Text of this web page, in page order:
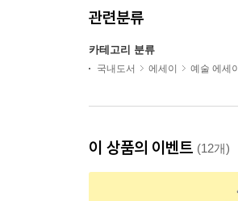
관련분류
카테고리 분류
국내도서 에세이 예술 에세이
이 상품의 이벤트 (12개)